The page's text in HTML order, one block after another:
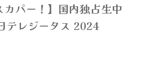
カパー！】国内独占生中
テレジータス 2024